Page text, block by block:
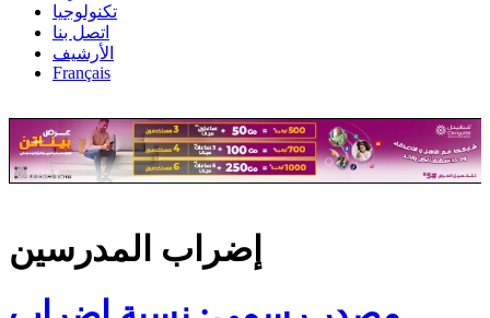
تكنولوجيا
اتصل بنا
الأرشيف
Français
إضراب المدرسين